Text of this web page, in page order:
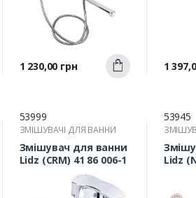
Швидкий
перегляд
Ціна
1 230,00 грн Купити
Ціна
1
53999
ЗМІШУВАЧІ ДЛЯ ВАННИ
Змішувач для ванни
Lidz (CRM) 41 86 006-1
53945
Lidz